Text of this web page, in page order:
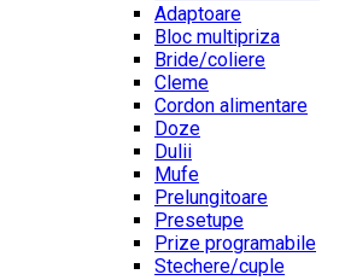
Adaptoare
Bloc multipriza
Bride/coliere
Cleme
Cordon alimentare
Doze
Dulii
Mufe
Prelungitoare
Presetupe
Prize programabile
Stechere/cuple